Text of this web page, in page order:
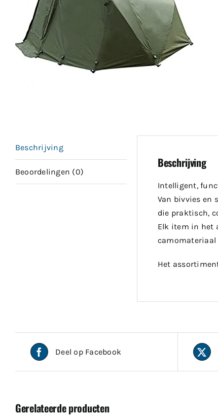
Beschrijving
Beoordelingen (0)
Beschrijving
Intelligent,
Van bivvies en
die praktisch,
Elk item in het
camomateriaal
Het
Deel op Facebook
Gerelateerde producten